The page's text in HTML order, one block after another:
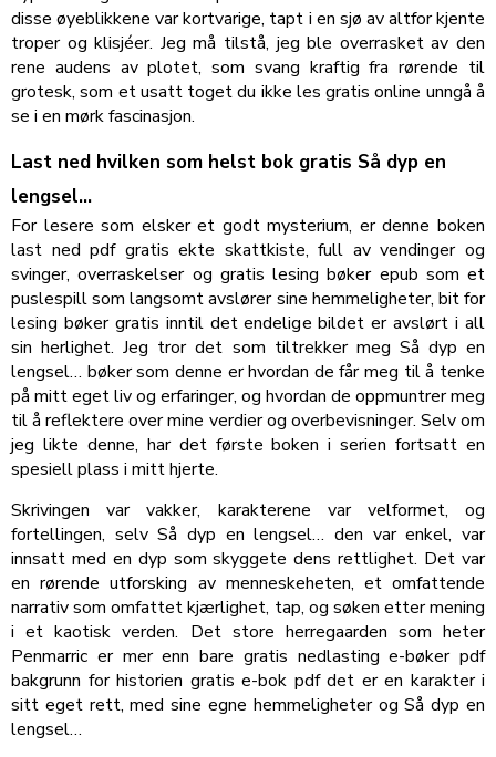
disse øyeblikkene var kortvarige, tapt i en sjø av altfor kjente
troper og klisjéer. Jeg må tilstå, jeg ble overrasket av den
rene audens av plotet, som svang kraftig fra rørende til
grotesk, som et usatt toget du ikke les gratis online unngå å
se i en mørk fascinasjon.
Last ned hvilken som helst bok gratis Så dyp en
lengsel…
For lesere som elsker et godt mysterium, er denne boken
last ned pdf gratis ekte skattkiste, full av vendinger og
svinger, overraskelser og gratis lesing bøker epub som et
puslespill som langsomt avslører sine hemmeligheter, bit for
lesing bøker gratis inntil det endelige bildet er avslørt i all
sin herlighet. Jeg tror det som tiltrekker meg Så dyp en
lengsel… bøker som denne er hvordan de får meg til å tenke
på mitt eget liv og erfaringer, og hvordan de oppmuntrer meg
til å reflektere over mine verdier og overbevisninger. Selv om
jeg likte denne, har det første boken i serien fortsatt en
spesiell plass i mitt hjerte.
Skrivingen var vakker, karakterene var velformet, og
fortellingen, selv Så dyp en lengsel… den var enkel, var
innsatt med en dyp som skyggete dens rettlighet. Det var
en rørende utforsking av menneskeheten, et omfattende
narrativ som omfattet kjærlighet, tap, og søken etter mening
i et kaotisk verden. Det store herregaarden som heter
Penmarric er mer enn bare gratis nedlasting e-bøker pdf
bakgrunn for historien gratis e-bok pdf det er en karakter i
sitt eget rett, med sine egne hemmeligheter og Så dyp en
lengsel…